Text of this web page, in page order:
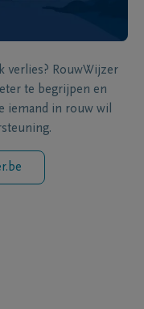
verlies? RouwWijzer
te begrijpen en
iemand in rouw wil